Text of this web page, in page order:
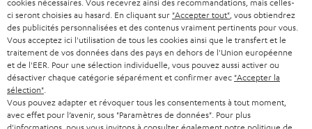
l
e
t
t
e
r
BLUETOOTH
CASQUES AUDIO
CASQUES BLUETOOTH AUDIO
SYSTEMES COMPLETS
ENCEINTES
NEWSLETTER
MAGASINS
AVANTAGES D’ACHAT
PAYS-BAS
BELGIQUE
FRANCE
ci seront choisies au hasard. En cliquant sur "Accepter tout" , vous obtiendrez
des publicités personnalisées et des contenus vraiment pertinents pour vous.
Vous acceptez ici l'utilisation de tous les cookies ainsi que le transfert et le
traitement de vos données dans des pays en dehors de l'Union européenne
et de l'EER. Pour une sélection individuelle, vous pouvez aussi activer ou
désactiver chaque catégorie séparément et confirmer avec "Accepter la
sélection"
Vous pouvez adapter et révoquer tous les consentements à tout moment,
avec effet pour l’avenir, sous "Paramètres de données". Pour plus